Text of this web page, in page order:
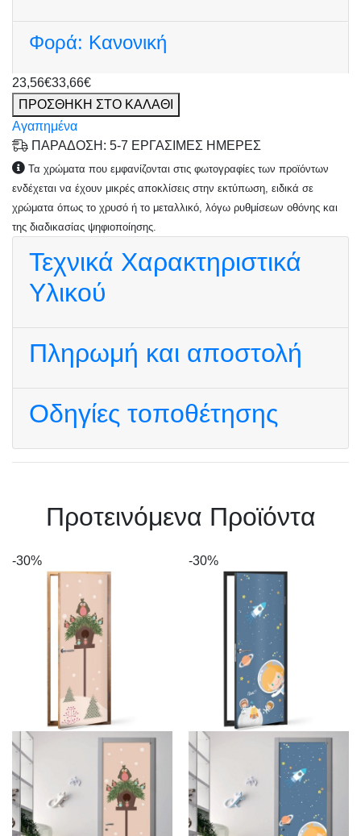
Φορά: Κανονική
23,56€33,66€
ΠΡΟΣΘΗΚΗ ΣΤΟ ΚΑΛΑΘΙ
Αγαπημένα
ΠΑΡΑΔΟΣΗ: 5-7 ΕΡΓΑΣΙΜΕΣ ΗΜΕΡΕΣ
Τα χρώματα που εμφανίζονται στις φωτογραφίες των προϊόντων
ενδέχεται να έχουν μικρές αποκλίσεις στην εκτύπωση, ειδικά σε
χρώματα όπως το χρυσό ή το μεταλλικό, λόγω ρυθμίσεων οθόνης και
της διαδικασίας ψηφιοποίησης.
Τεχνικά Χαρακτηριστικά
Υλικού
Πληρωμή και αποστολή
Οδηγίες τοποθέτησης
Πρoτεινόμενα Προϊόντα
-30% -30%